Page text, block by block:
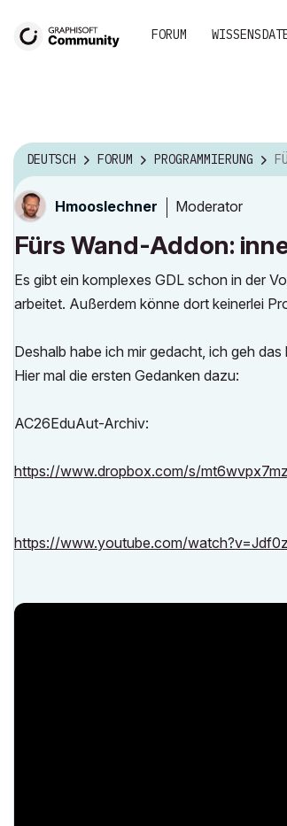
FORUM
DEUTSCH FORUM PROGRAMMIERUNG
Hmooslechner Moderator
Fürs Wand-Addon:
Es gibt ein komplexes GDL schon in der
arbeitet. Außerdem könne dort keinerlei
Deshalb habe ich mir gedacht, ich geh
Hier mal die ersten Gedanken dazu:
AC26EduAut-Archiv:
https://www.dropbox.com/s/
https://www.youtube.com/